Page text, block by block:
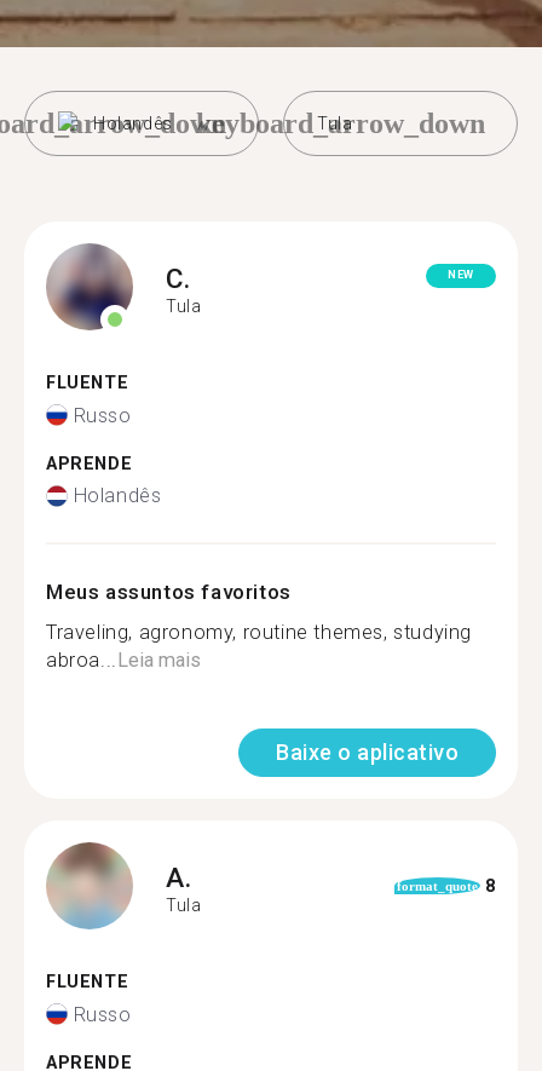
Holandês Tula
keyboard_arrow_down
C.
Tula
NEW
FLUENTE
Russo
APRENDE
Holandês
Meus assuntos favoritos
Traveling, agronomy, routine themes, studying
abroa...Leia mais
Baixe o aplicativo
A.
Tula
format_quote 8
FLUENTE
Russo
APRENDE